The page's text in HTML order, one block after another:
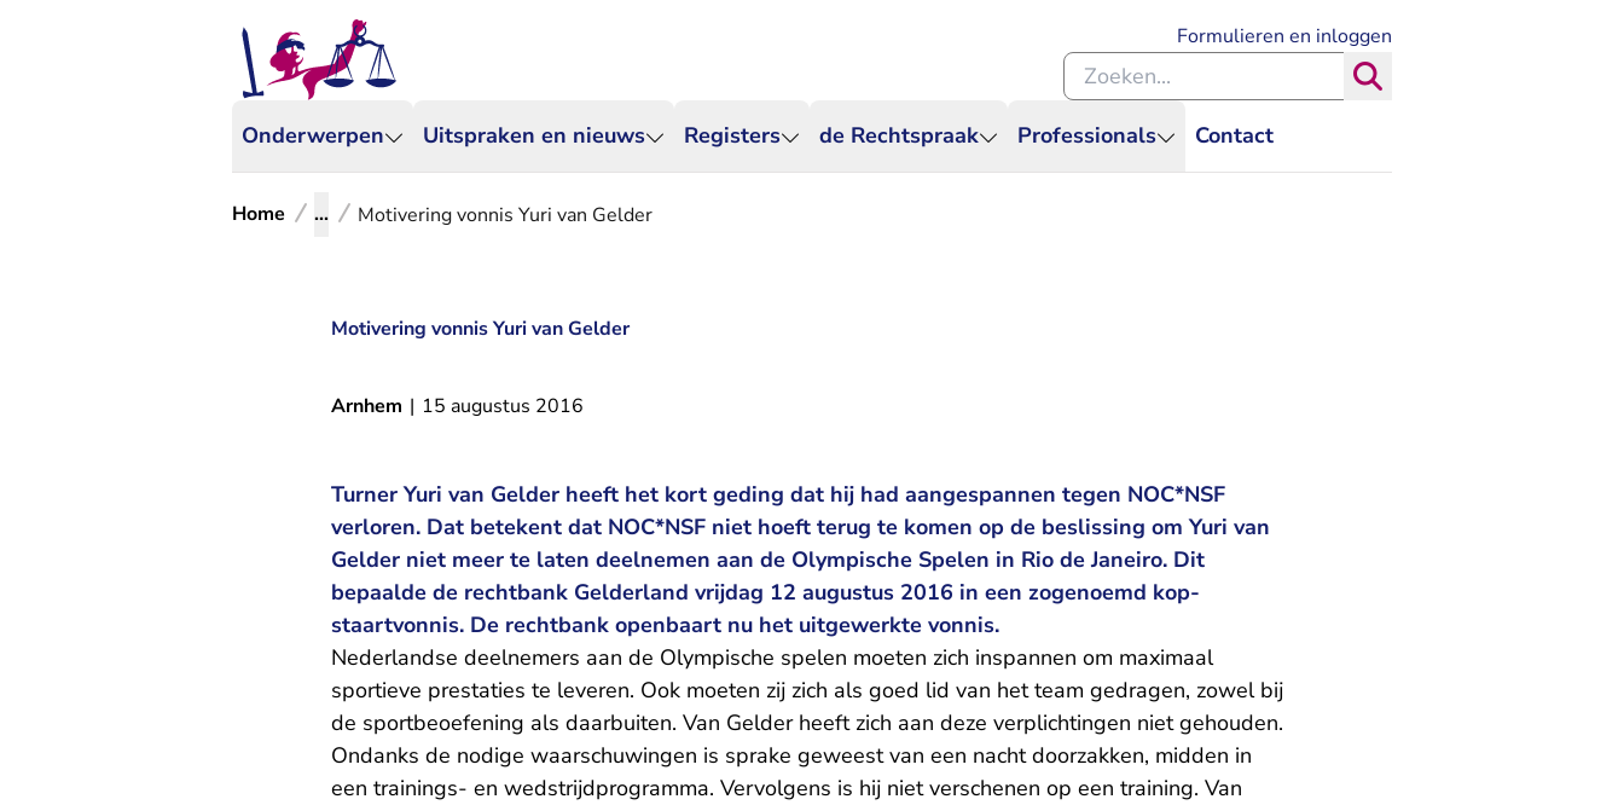
Onderwerpen Uitspraken en nieuws Registers de Rechtspraak Professionals Contact
Formulieren en inloggen
Zoeken binnen de Rechtspraak
Home ... Motivering vonnis Yuri van Gelder
Motivering vonnis Yuri van Gelder
Arnhem | 15 augustus 2016
Turner Yuri van Gelder heeft het kort geding dat hij had aangespannen tegen NOC*NSF
verloren. Dat betekent dat NOC*NSF niet hoeft terug te komen op de beslissing om Yuri van
Gelder niet meer te laten deelnemen aan de Olympische Spelen in Rio de Janeiro. Dit
bepaalde de rechtbank Gelderland vrijdag 12 augustus 2016 in een zogenoemd kop-
staartvonnis. De rechtbank openbaart nu het uitgewerkte vonnis.
Nederlandse deelnemers aan de Olympische spelen moeten zich inspannen om maximaal
sportieve prestaties te leveren. Ook moeten zij zich als goed lid van het team gedragen, zowel bij
de sportbeoefening als daarbuiten. Van Gelder heeft zich aan deze verplichtingen niet gehouden.
Ondanks de nodige waarschuwingen is sprake geweest van een nacht doorzakken, midden in
een trainings- en wedstrijdprogramma. Vervolgens is hij niet verschenen op een training. Van